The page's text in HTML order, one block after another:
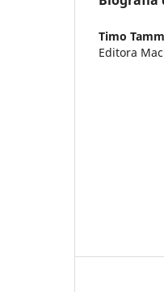
Timo
Editora